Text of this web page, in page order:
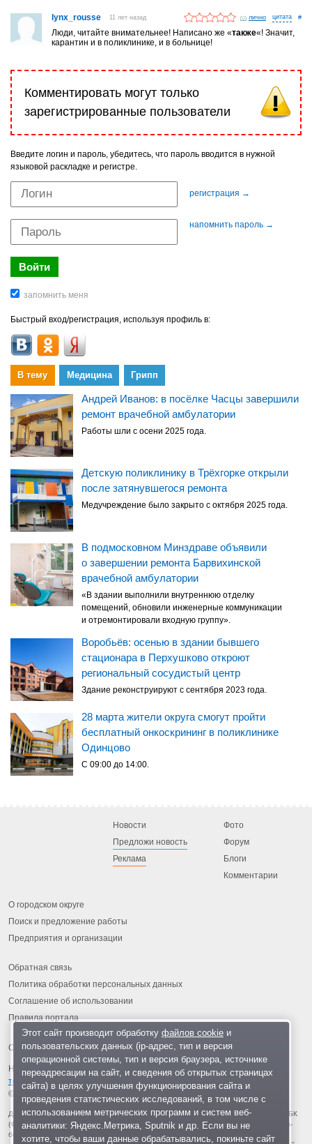
lynx_rousse 11 лет назад лично #
Люди, читайте внимательнее! Написано же «также«! Значит,
карантин и в поликлинике, и в больнице!
Комментировать могут только
зарегистрированные пользователи
Введите логин и пароль, убедитесь, что пароль вводится в нужной
языковой раскладке и регистре.
регистрация →
напомнить пароль →
Быстрый вход/регистрация, используя профиль в:
В тему Медицина Грипп
Андрей Иванов: в посёлке Часцы завершили
ремонт врачебной амбулатории
Работы шли с осени 2025 года.
Детскую поликлинику в Трёхгорке открыли
после затянувшегося ремонта
Медучреждение было закрыто с октября 2025 года.
В подмосковном Минздраве объявили
о завершении ремонта Барвихинской
врачебной амбулатории
«В здании выполнили внутреннюю отделку
помещений, обновили инженерные коммуникации
и отремонтировали входную группу».
Воробьёв: осенью в здании бывшего
стационара в Перхушково откроют
региональный сосудистый центр
Здание реконструируют с сентября 2023 года.
28 марта жители округа смогут пройти
бесплатный онкоскрининг в поликлинике
Одинцово
С 09:00 до 14:00.
Новости
Предложи новость
Реклама
Фото
Форум
Блоги
Комментарии
О городском округе
Поиск и предложение работы
Предприятия и организации
Обратная связь
Политика обработки персональных данных
Соглашение об использовании
Правила портала
На информационном ресурсе применяются рекомендательные
технологии
© 2013-2026 «ОИНФО»,
сделано в Одинцово
Для читателей: В России признаны экстремистскими и запрещены организации ФБК
(Фонд борьбы с коррупцией, признан иноагентом), Штабы Навального, «Национал-
большевистская партия», «Свидетели Иеговы», «Армия воли народа», «Русский
Этот сайт производит обработку файлов cookieи
пользовательских данных (ip-адрес, тип и версия
операционной системы, тип и версия браузера, источнике
переадресации на сайт, и сведения об открытых страницах
сайта) в целях улучшения функционирования сайта и
проведения статистических исследований, в том числе с
использованием метрических программ и систем веб-
аналитики: Яндекс.Метрика, Sputnik и др. Если вы не
хотите, чтобы ваши данные обрабатывались, покиньте сайт